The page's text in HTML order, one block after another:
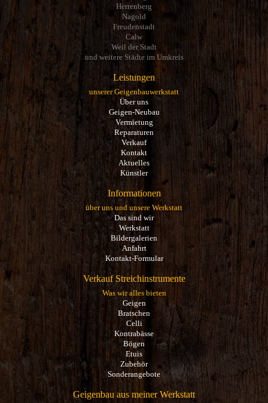
Herrenberg
Nagold
Freudenstadt
Calw
Weil der Stadt
und weitere Städte im Umkreis
Leistungen
unserer Geigenbauwerkstatt
Über uns
Geigen-Neubau
Vermietung
Reparaturen
Verkauf
Kontakt
Aktuelles
Künstler
Informationen
über uns und unsere Werkstatt
Das sind wir
Werkstatt
Bildergalerien
Anfahrt
Kontakt-Formular
Verkauf Streichinstrumente
Was wir alles bieten
Geigen
Bratschen
Celli
Kontrabässe
Bögen
Etuis
Zubehör
Sonderangebote
Geigenbau aus meiner Werkstatt